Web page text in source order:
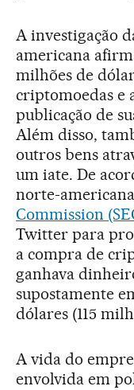
A investigação
americana
milhões de
criptomoedas e
publicação de
Além disso,
outros bens
um iate. De
norte-
Commission
Twitter para
a compra de
ganhava
supostamente
dólares (115
A vida do
envolvida em